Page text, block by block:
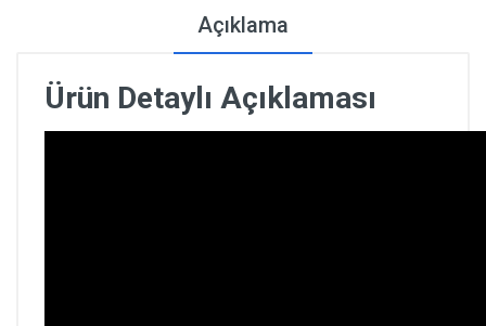
Açıklama
Ürün Detaylı Açıklaması